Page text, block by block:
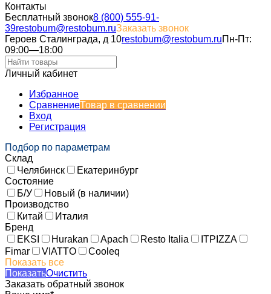
Контакты
Бесплатный звонок8 (800) 555-91-
39restobum@restobum.ruЗаказать звонок
Героев Сталинграда, д 10restobum@restobum.ruПн-Пт:
09:00—18:00
Личный кабинет
Избранное
СравнениеТовар в сравнении
Вход
Регистрация
Подбор по параметрам
Склад
Челябинск
Екатеринбург
Состояние
Б/У
Новый (в наличии)
Производство
Китай
Италия
Бренд
EKSI
Hurakan Apach Resto Italia
ITPIZZA
Fimar
VIATTO
Cooleq
Показать все
ПоказатьОчистить
Заказать обратный звонок